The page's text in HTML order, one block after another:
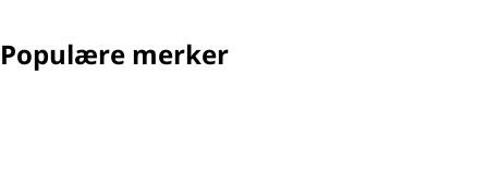
Populære merker